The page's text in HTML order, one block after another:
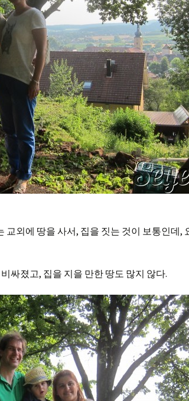
외에 땅을 사서, 집을 짓는 것이 보통인데,
싸졌고, 집을 지을 만한 땅도 많지 않다.